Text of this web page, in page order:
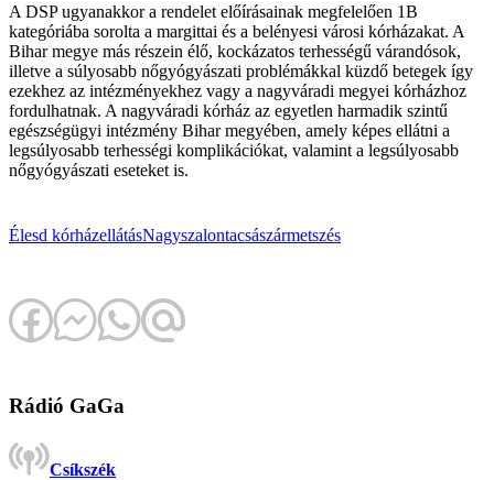
A DSP ugyanakkor a rendelet előírásainak megfelelően 1B
kategóriába sorolta a margittai és a belényesi városi kórházakat. A
Bihar megye más részein élő, kockázatos terhességű várandósok,
illetve a súlyosabb nőgyógyászati problémákkal küzdő betegek így
ezekhez az intézményekhez vagy a nagyváradi megyei kórházhoz
fordulhatnak. A nagyváradi kórház az egyetlen harmadik szintű
egészségügyi intézmény Bihar megyében, amely képes ellátni a
legsúlyosabb terhességi komplikációkat, valamint a legsúlyosabb
nőgyógyászati eseteket is.
Élesd kórházellátásNagyszalontacsászármetszés
Rádió GaGa
Csíkszék